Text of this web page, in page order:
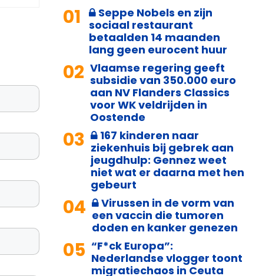
01
Seppe Nobels en zijn
sociaal restaurant
betaalden 14 maanden
lang geen eurocent huur
02 Vlaamse regering geeft
subsidie van 350.000 euro
aan NV Flanders Classics
voor WK veldrijden in
Oostende
03
167 kinderen naar
ziekenhuis bij gebrek aan
jeugdhulp: Gennez weet
niet wat er daarna met hen
gebeurt
04
Virussen in de vorm van
een vaccin die tumoren
doden en kanker genezen
05 “F*ck Europa”:
Nederlandse vlogger toont
migratiechaos in Ceuta